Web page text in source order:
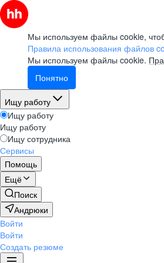
Мы используем файлы cookie,
Правила использования файлов
Мы используем файлы cookie.
Понятно
Ищу работу
Ищу работу
Ищу работу
Ищу сотрудника
Сервисы
Помощь
Ещё
Поиск
Андрюки
Войти
Войти
Создать резюме